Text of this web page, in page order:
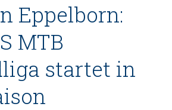
Eppelborn:
MTB
startet in